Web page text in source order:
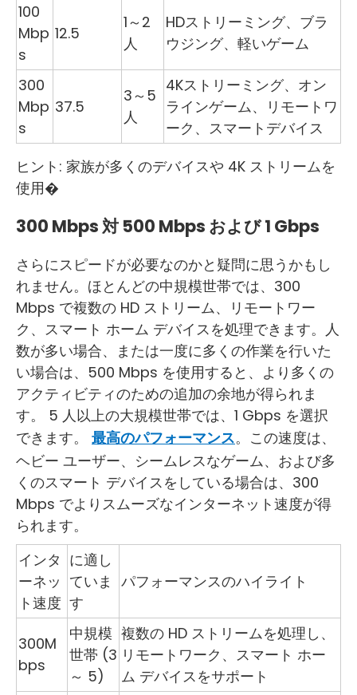
100
Mbp
s
12.5
1～2
人
HDストリーミング、ブラ
ウジング、軽いゲーム
300
Mbp
s
37.5
3～5
人
4Kストリーミング、オン
ラインゲーム、リモートワ
ーク、スマートデバイス
ヒント: 家族が多くのデバイスや 4K ストリームを
使用�
300 Mbps 対 500 Mbps および 1 Gbps
さらにスピードが必要なのかと疑問に思うかもし
れません。ほとんどの中規模世帯では、300
Mbps で複数の HD ストリーム、リモートワー
ク、スマート ホーム デバイスを処理できます。人
数が多い場合、または一度に多くの作業を行いた
い場合は、500 Mbps を使用すると、より多くの
アクティビティのための追加の余地が得られま
す。 5 人以上の大規模世帯では、1 Gbps を選択
できます。 最高のパフォーマンス。この速度は、
ヘビー ユーザー、シームレスなゲーム、および多
くのスマート デバイスをしている場合は、300
Mbps でよりスムーズなインターネット速度が得
られます。
インタ
ーネッ
ト速度
に適し
ていま
す
パフォーマンスのハイライト
300M
bps
中規模
世帯 (3
～ 5)
複数の HD ストリームを処理し、
リモートワーク、スマート ホー
ム デバイスをサポート